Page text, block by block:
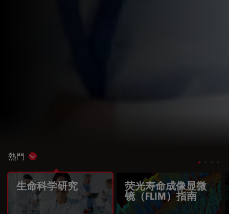
熱門 Show subnavigation
生命科学研究
荧光寿命成像显微
镜（FLIM）指南